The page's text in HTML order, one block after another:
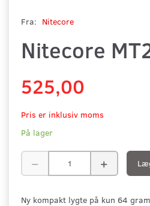
Fra: Nitecore
Nitecore
525,00
Pris er inklusiv moms
På lager
Ny kompakt lygte på kun 64